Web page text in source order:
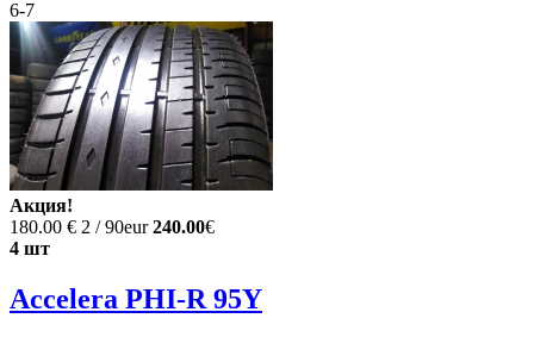
6-7
Акция!
180.00 € 2 / 90eur 240.00€
4 шт
Accelera PHI-R 95Y